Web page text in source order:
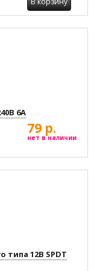
6А
79 р.
нет в наличии
типа 12В SPDT